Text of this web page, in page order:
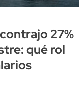
27%
qué rol